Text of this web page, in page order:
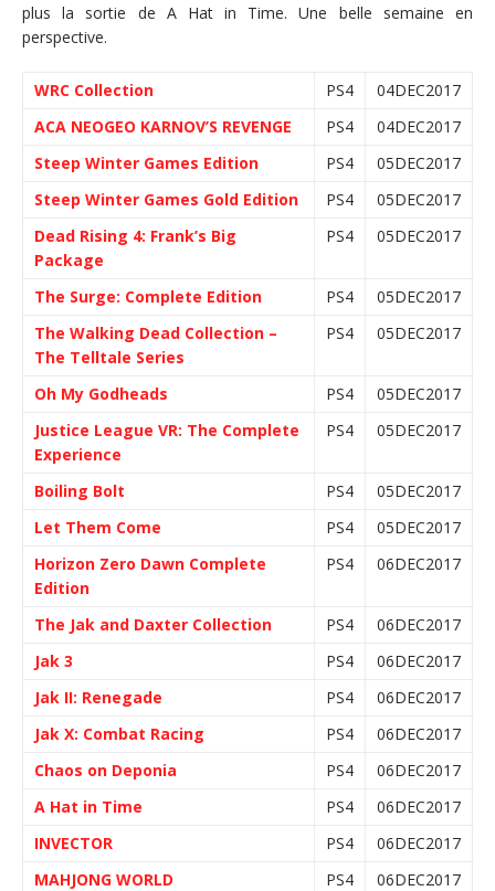
plus la sortie de A Hat in Time. Une belle semaine en
perspective.
WRC Collection PS4
04DEC2017
ACA NEOGEO KARNOV’S REVENGE
PS4
04DEC2017
Steep Winter Games Edition
PS4
05DEC2017
Steep Winter Games Gold Edition
PS4
05DEC2017
Dead Rising 4: Frank’s Big
Package
PS4 05DEC2017
The Surge: Complete Edition PS4
05DEC2017
The Walking Dead Collection –
The Telltale Series
PS4 05DEC2017
Oh My Godheads PS4
05DEC2017
Justice League VR: The Complete
Experience
PS4 05DEC2017
Boiling Bolt PS4
05DEC2017
Let Them Come
PS4
05DEC2017
Horizon Zero Dawn Complete
Edition
PS4 06DEC2017
The Jak and Daxter Collection PS4
06DEC2017
Jak 3
PS4
06DEC2017
Jak II: Renegade
PS4
06DEC2017
Jak X: Combat Racing
PS4
06DEC2017
Chaos on Deponia
PS4
06DEC2017
A Hat in Time
PS4
06DEC2017
INVECTOR
PS4
06DEC2017
MAHJONG WORLD
PS4 06DEC2017